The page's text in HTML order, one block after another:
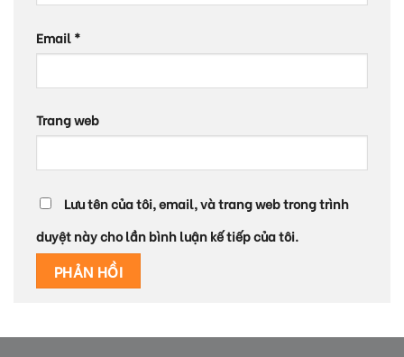
Email*
Trang web
Lưu tên của tôi, email, và trang web trong trình
duyệt này cho lần bình luận kế tiếp của tôi.